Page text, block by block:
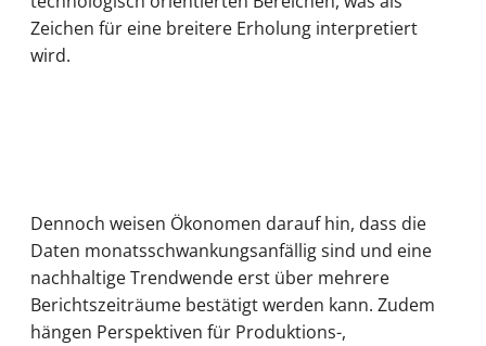
Zeichen für eine breitere Erholung interpretiert
wird.
Dennoch weisen Ökonomen darauf hin, dass die
Daten monatsschwankungsanfällig sind und eine
nachhaltige Trendwende erst über mehrere
Berichtszeiträume bestätigt werden kann. Zudem
hängen Perspektiven für Produktions-,